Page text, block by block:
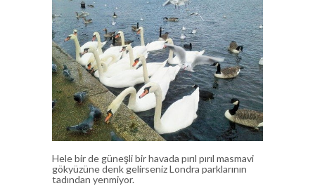
Hele bir de güneşli bir havada pırıl pırıl masmavi
gökyüzüne denk gelirseniz Londra parklarının
tadından yenmiyor.